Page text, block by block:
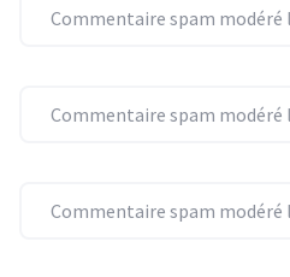
Commentaire spam modéré
Commentaire spam modéré
Commentaire spam modéré